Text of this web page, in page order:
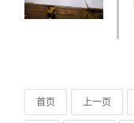
首页 上一页